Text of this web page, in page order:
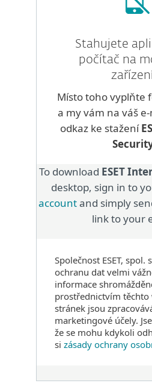
Stahujete
počítač na
Místo toho vyplňte
a my vám na váš
odkaz ke stažení
To download ESET
desktop, sign in to
accountand simply
link to your
Společnost ESET, spol.
ochranu dat velmi
informace
prostřednictvím těchto
stránek jsou
marketingové účely.
že se mohu kdykoli
si zásady ochrany